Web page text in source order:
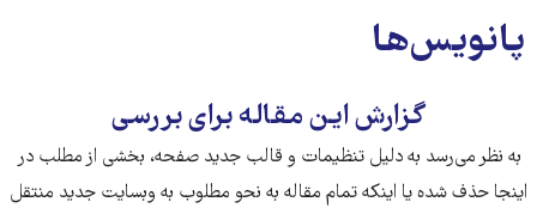
‌‌‌‌پانویس‌ها
گزارش این مقاله برای بررسی
به نظر می‌رسد به دلیل تنظیمات و قالب جدید صفحه، بخشی از مطلب در
اینجا حذف شده‌ یا اینکه تمام مقاله به نحو مطلوب به وبسایت جدید منتقل